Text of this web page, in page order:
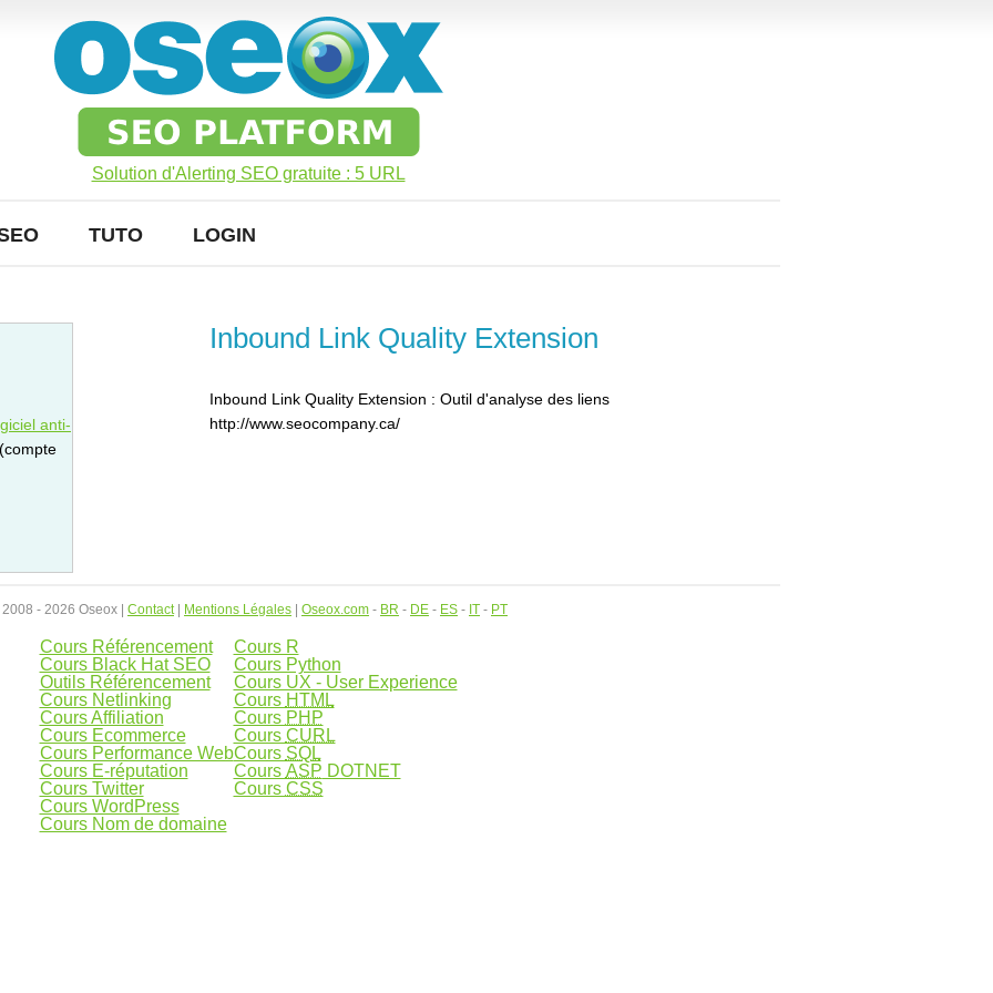
Solution d'Alerting SEO gratuite : 5 URL
TUTO LOGIN
Inbound Link Quality Extension
Inbound Link Quality Extension : Outil d'analyse des liens
http://www.seocompany.ca/
anti-
- 2026 Oseox | Contact| Mentions Légales Oseox.com - BR - DE - ES - IT - PT
Cours Référencement
Cours Black Hat SEO
Outils Référencement
Cours Netlinking
Cours Affiliation
Cours Ecommerce
Cours Performance Web
Cours E-réputation
Cours Twitter
Cours WordPress
Cours Nom de domaine
Cours R
Cours Python
Cours UX - User Experience
Cours HTML
Cours PHP
Cours CURL
Cours SQL
Cours ASP DOTNET
Cours CSS